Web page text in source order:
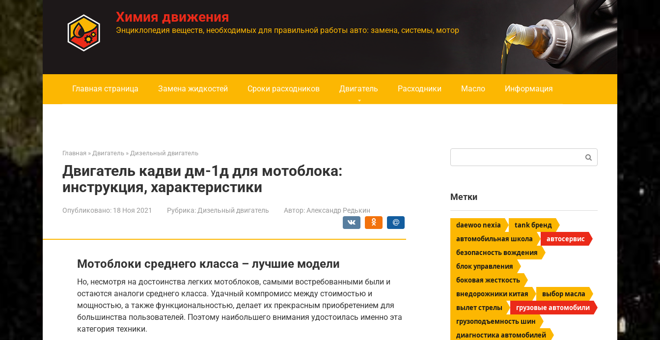
контенту
Химия движения
Энциклопедия веществ, необходимых для правильной работы авто: замена, системы, мотор
Главная страница Замена жидкостей Сроки расходников Двигатель Расходники Масло Информация
Главная » Двигатель » Дизельный двигатель
Двигатель кадви дм-1д для мотоблока:
инструкция, характеристики
Опубликовано: 18 Ноя 2021 Рубрика: Дизельный двигатель Автор: Александр Редькин
Мотоблоки среднего класса – лучшие модели
Но, несмотря на достоинства легких мотоблоков, самыми востребованными были и
остаются аналоги среднего класса. Удачный компромисс между стоимостью и
мощностью, а также функциональностью, делает их прекрасным приобретением для
большинства пользователей. Поэтому наибольшего внимания удостоилась именно эта
категория техники.
Метки
daewoo nexia
tank бренд
автомобильная школа
автосервис
безопасность вождения
блок управления
боковая жесткость
внедорожники китая
выбор масла
вылет стрелы
грузовые автомобили
грузоподъемность шин
диагностика автомобилей